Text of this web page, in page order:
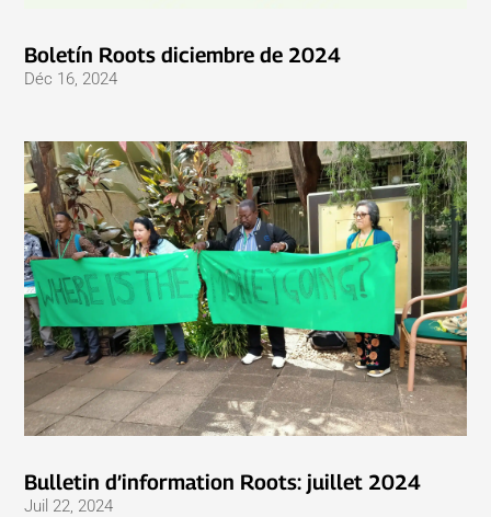
Boletín Roots diciembre de 2024
Déc 16, 2024
Bulletin d’information Roots: juillet 2024
Juil 22, 2024